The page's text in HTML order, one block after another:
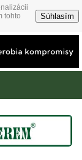
tohto
Súhlasím